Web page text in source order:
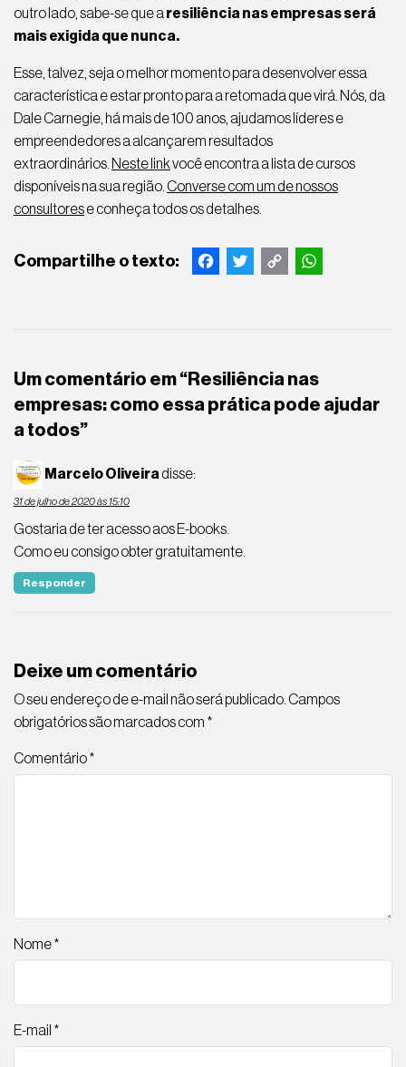
outro lado, sabe-se que a resiliêncianas empresas será
mais exigida que nunca.
Esse, talvez, seja o melhor momento para desenvolver essa
característica e estar pronto para a retomada que virá. Nós, da
Dale Carnegie, há mais de 100 anos, ajudamos líderes e
empreendedores a alcançarem resultados
extraordinários. Neste linkvocê encontra a lista de cursos
disponíveis na sua região. Converse com um de nossos
consultorese conheça todos os detalhes.
FacebookTwitterCopy
WhatsApp
Um comentário em “Resiliência nas
empresas: como essa prática pode ajudar
a todos”
Marcelo Oliveiradisse:
31 de julho de 2020 às 15:10
Gostaria de ter acesso aos E-books.
Como eu consigo obter gratuitamente.
Responder
Deixe um comentário
O seu endereço de e-mail não será publicado. Campos
obrigatórios são marcados com *
Comentário*
Nome*
E-mail *